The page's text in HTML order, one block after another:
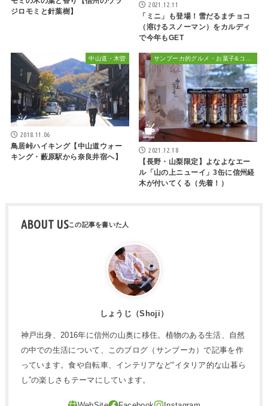
ジロモミと針葉樹】
2021.12.11
「ミニ」も登場！雪だるまチョコ
（溶けるスノーマン）をカルディ
で今年もGET
中山道・木曽
2018.11.06
鳥居峠ハイキング【中山道ウォー
キング・藪原駅から奈良井宿へ】
2021.12.18
【長野・山梨限定】よなよなエー
ル「山の上ニューイ」3缶に信州経
木が付いてくる（先着！）
ABOUT US
しょうじ（Shoji）
神戸出身、2016年に信州の山奥に移住。植物のある生活、自然
の中での生活について、このブログ（サンブーカ）で記事を作
っています。食や自転車、インテリアなど“イタリア的な山暮ら
し”の楽しさもテーマにしています。